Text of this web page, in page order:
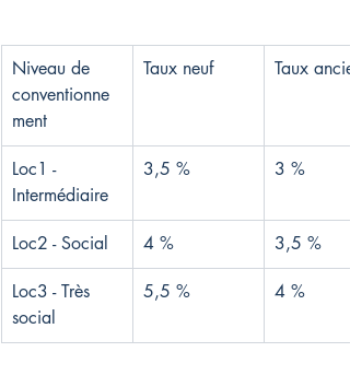
Niveau de
conventionne
ment
Taux neuf Taux
Loc1 -
Intermédiaire
3,5 % 3 %
Loc2 - Social 4 % 3,5 %
Loc3 - Très
social
5,5 % 4 %